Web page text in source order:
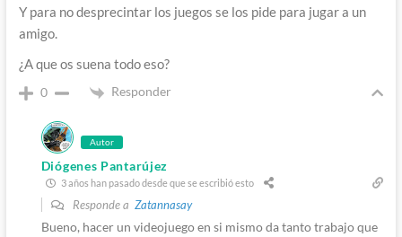
Y para no desprecintar los juegos se los pide para jugar a un
amigo.
¿A que os suena todo eso?
0 Responder
Autor
Diógenes Pantarújez
3 años han pasado desde que se escribió esto
Responde a Zatannasay
Bueno, hacer un videojuego en si mismo da tanto trabajo que